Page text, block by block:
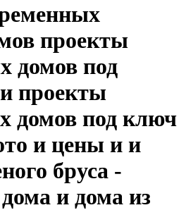
проекты
домов под
проекты
домов под ключ
и цены и и
бруса -
и дома из